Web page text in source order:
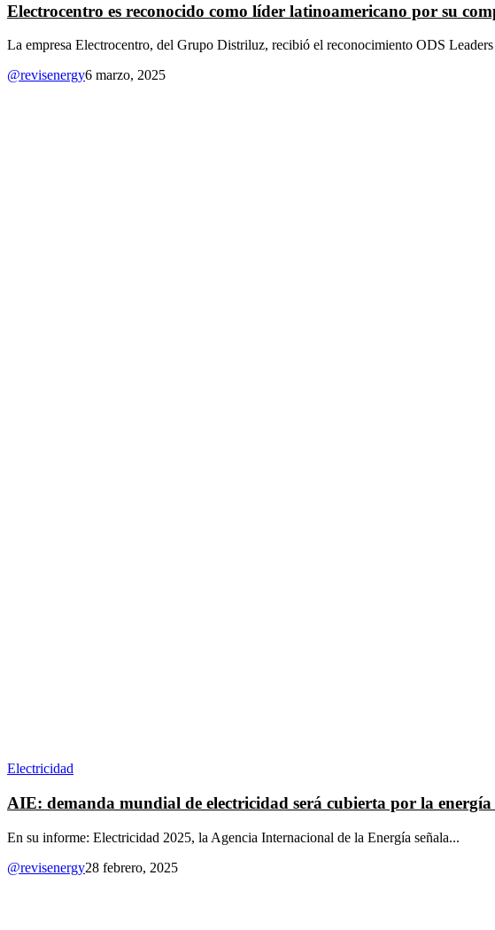
Electrocentro es reconocido como líder latinoamericano por su
La empresa Electrocentro, del Grupo Distriluz, recibió el reconocimiento ODS
@revisenergy6 marzo, 2025
Electricidad
AIE: demanda mundial de electricidad será cubierta por la
En su informe: Electricidad 2025, la Agencia Internacional de la Energía señala...
@revisenergy28 febrero, 2025